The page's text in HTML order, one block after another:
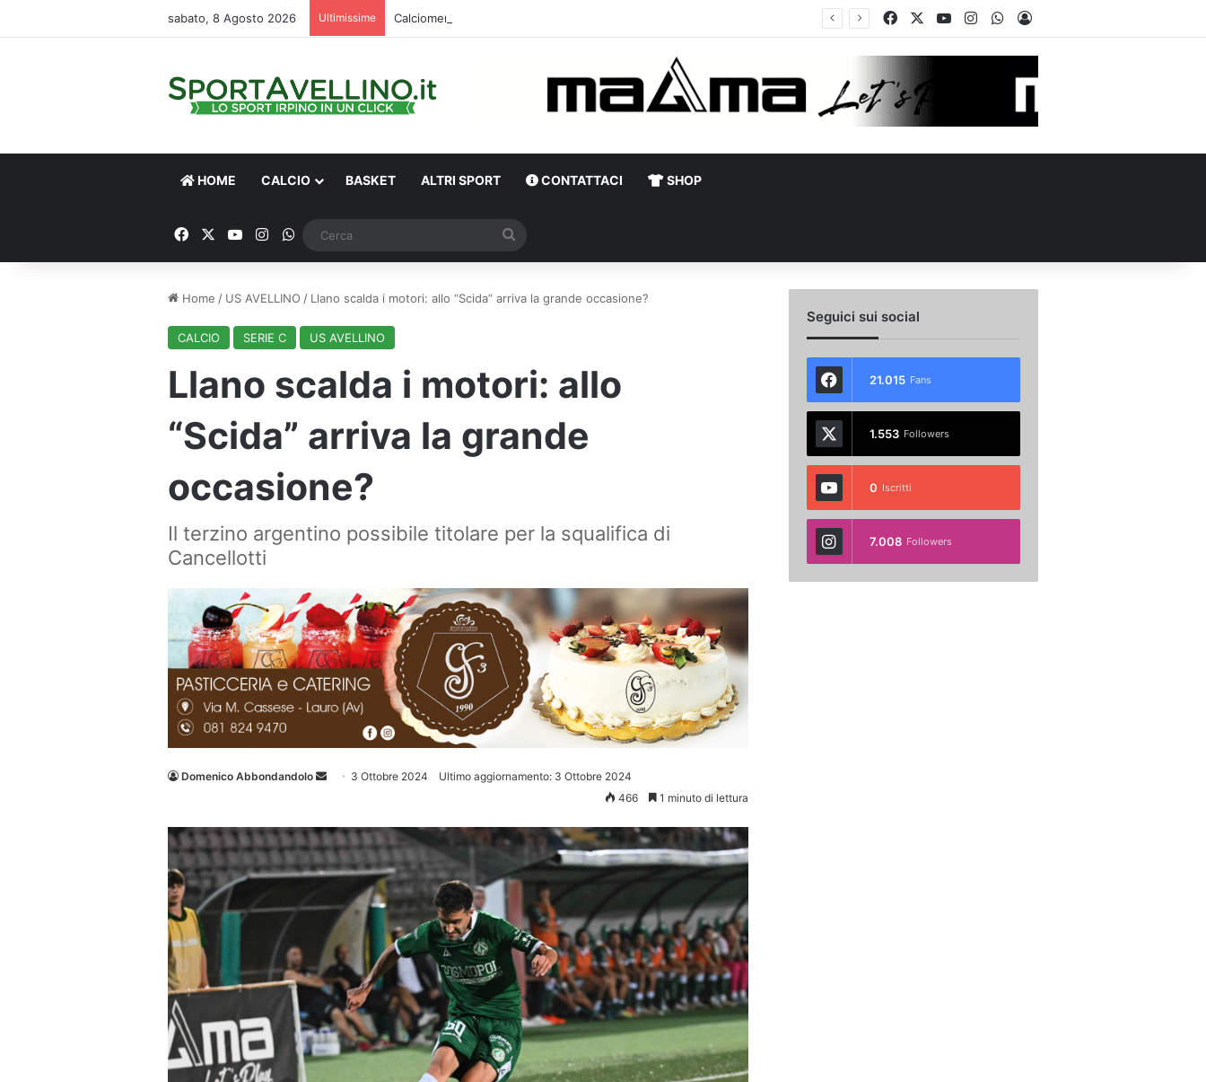
sabato, 8 Agosto 2026 Ultimissime Calciomercato, sorpresa Verona: vicino un ex centrocampista dell’Avellino FacebookYou TubeInstagramWhatsApp
Accedi
HOME CALCIO BASKET ALTRI SPORT CONTATTACI SHOP
FacebookYou TubeInstagram
WhatsApp
Home / US AVELLINO / Llano scalda i motori: allo “Scida” arriva la grande occasione?
CALCIO SERIE C US AVELLINO
Llano scalda i motori: allo
“Scida” arriva la grande
occasione?
Il terzino argentino possibile titolare per la squalifica di
Cancellotti
Domenico Abbondandolo
Invia 3 Ottobre 2024
Ultimo aggiornamento: 3 Ottobre 2024
466
1 minuto di lettura
Seguici sui social
21.015 Fans
1.553 Followers
0 Iscritti
7.008 Followers